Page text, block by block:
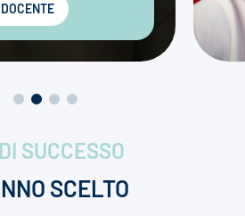
SUCCESSO
SCELTO